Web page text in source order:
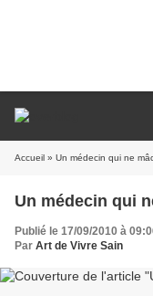
Accueil » Un médecin qui ne
Un médecin qui
Publié le 17/09/2010 à
Par Art de Vivre Sain